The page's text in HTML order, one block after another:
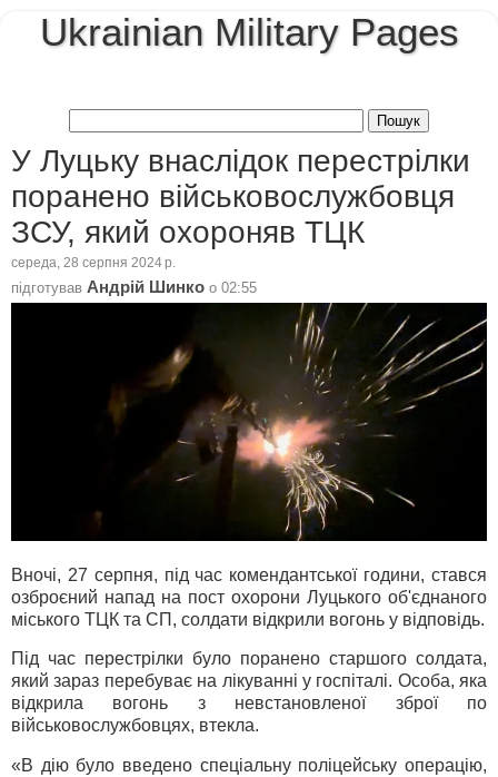
Ukrainian Military Pages
У Луцьку внаслідок перестрілки
поранено військовослужбовця
ЗСУ, який охороняв ТЦК
середа, 28 серпня 2024 р.
підготував Андрій Шинко о 02:55
Вночі, 27 серпня, під час комендантської години, стався
озброєний напад на пост охорони Луцького об'єднаного
міського ТЦК та СП, солдати відкрили вогонь у відповідь.
Під час перестрілки було поранено старшого солдата,
який зараз перебуває на лікуванні у госпіталі. Особа, яка
відкрила вогонь з невстановленої зброї по
військовослужбовцях, втекла.
«В дію було введено спеціальну поліцейську операцію,